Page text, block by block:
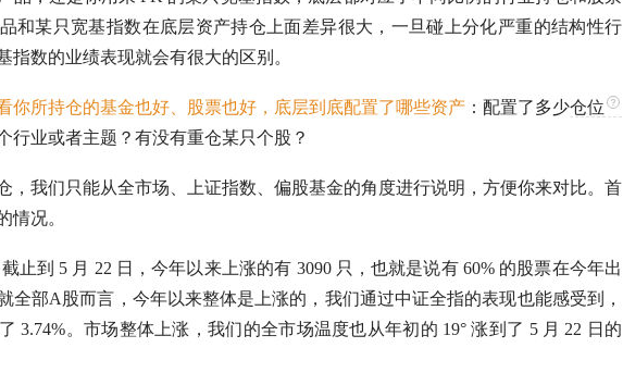
和某只 宽基指数在底层资产持仓上面差异很大，一旦碰上分化严重的结构性行
指数的业绩表现就会有很大的区别。
你所持仓的基金也好、股票也好，底层到底配置了哪些资产 ：配置了多少仓位
行业或者主题？有没有重仓某只个股？
，我们只能从全市场、上证指数、偏股基金的角度进行说明，方便你来对比。首
情况。
截止到 5 月 22 日，今年以来上涨的有 3090 只，也就是说有 60% 的股票在今年出
全部A股而言，今年以来整体是上涨的，我们通过中证全指的表现也能感受到，
3.74%。市场整体上涨，我们的全市场温度也从年初的 19° 涨到了 5 月 22 日的